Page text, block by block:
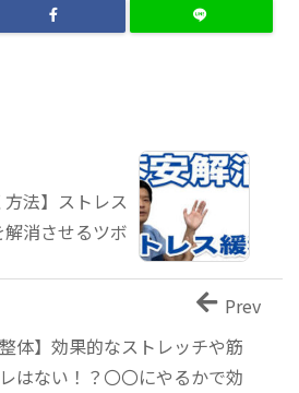
方法】ストレス
解消させるツボ
整体】効果的なストレッチや筋
はない！？〇〇にやるかで効
Prev